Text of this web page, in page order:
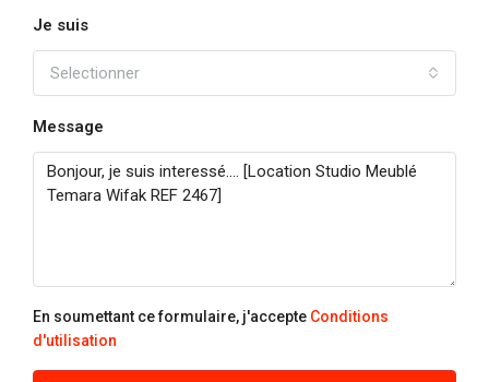
Je suis
Selectionner
Message
En soumettant ce formulaire, j'accepte Conditions
d'utilisation